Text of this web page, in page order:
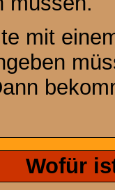
mit
Wofür